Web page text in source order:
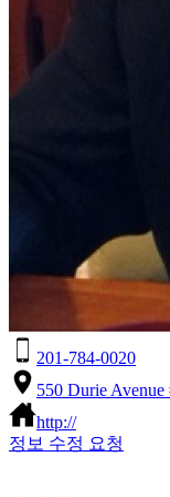
201-784-0020
550 Durie Avenue
http://
정보 수정 요청